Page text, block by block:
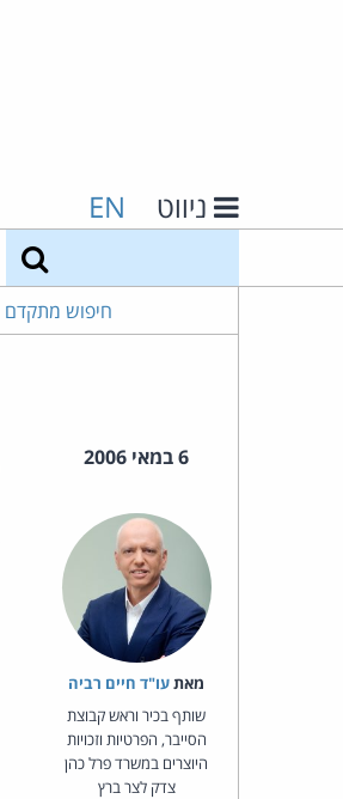
ניווט EN
חיפוש מתקדם
6 במאי 2006
מאת‏עו"ד חיים רביה
שותף בכיר וראש קבוצת
הסייבר, הפרטיות וזכויות
היוצרים במשרד פרל כהן
צדק לצר ברץ